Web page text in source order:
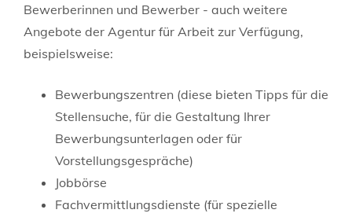
Bewerberinnen und Bewerber - auch weitere
Angebote der Agentur für Arbeit zur Verfügung,
beispielsweise:
Bewerbungszentren (diese bieten Tipps für die
Stellensuche, für die Gestaltung Ihrer
Bewerbungsunterlagen oder für
Vorstellungsgespräche)
Jobbörse
Fachvermittlungsdienste (für spezielle